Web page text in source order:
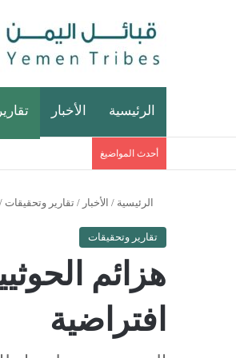
الرئيسية الأخبار
أحدث المواضيغ
الرئيسية / الأخبار / تقارير وتحقيقات /
تقارير وتحقيقات
هزائم
افتراضية